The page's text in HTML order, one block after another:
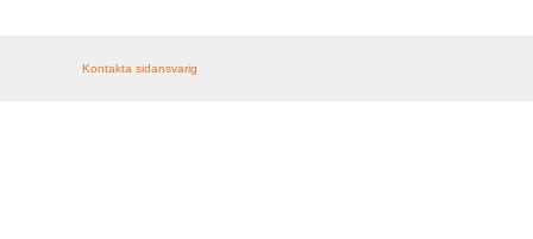
Kontakta sidansvarig